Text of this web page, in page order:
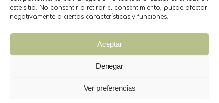
este sitio. No consentir o retirar el consentimiento, puede afectar
negativamente a ciertas características y funciones.
Aceptar
Denegar
Ver preferencias